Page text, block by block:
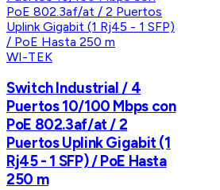
WI-TEK
Switch Industrial / 4
Puertos 10/100 Mbps con
PoE 802.3af/at / 2
Puertos Uplink Gigabit (1
Rj45 - 1 SFP) / PoE Hasta
250 m